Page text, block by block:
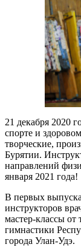
21 декабря 2020
спорте и
творческие,
Бурятии.
направлений
января 2021 года!
В первых
инструкторов
мастер-классы
гимнастики
города Улан-Удэ.